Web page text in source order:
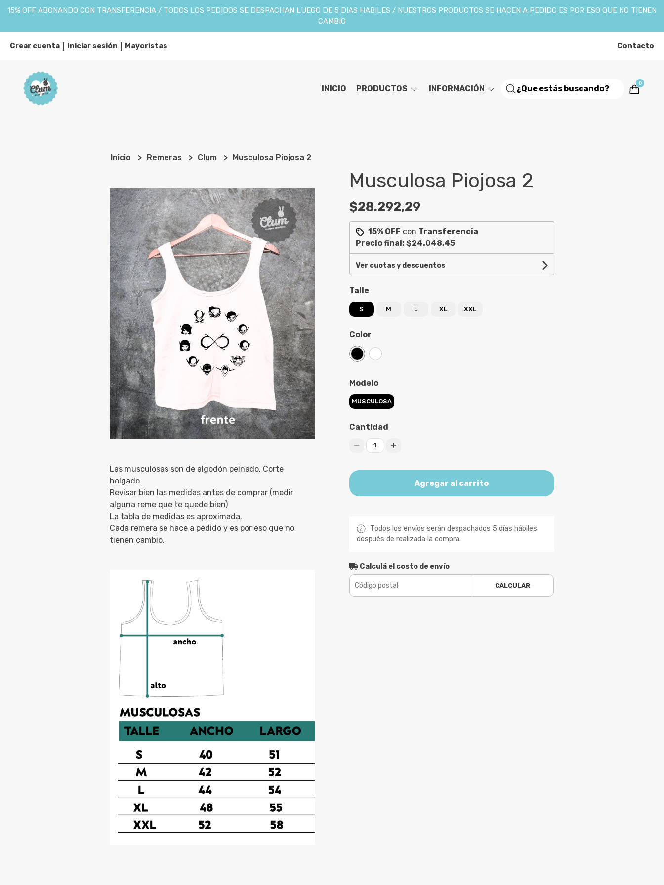
15% OFF ABONANDO CON TRANSFERENCIA / TODOS LOS PEDIDOS SE DESPACHAN LUEGO DE 5 DIAS HABILES / NUESTROS PRODUCTOS SE HACEN A PEDIDO ES POR ESO QUE NO TIENEN
CAMBIO
Crear cuenta Iniciar sesión Mayoristas Contacto
INICIO PRODUCTOS INFORMACIÓN
0
Inicio Remeras Clum Musculosa Piojosa 2
Las musculosas son de algodón peinado. Corte
holgado
Revisar bien las medidas antes de comprar (medir
alguna reme que te quede bien)
La tabla de medidas es aproximada.
Cada remera se hace a pedido y es por eso que no
tienen cambio.
Musculosa Piojosa 2
$28.292,29
15% OFF con Transferencia
Precio final: $24.048,45
Ver cuotas y descuentos
Talle
S M L XL XXL
Color
Modelo
MUSCULOSA
Cantidad
1
Agregar al carrito
Todos los envíos serán despachados 5 días hábiles
después de realizada la compra.
Calculá el costo de envío
CALCULAR